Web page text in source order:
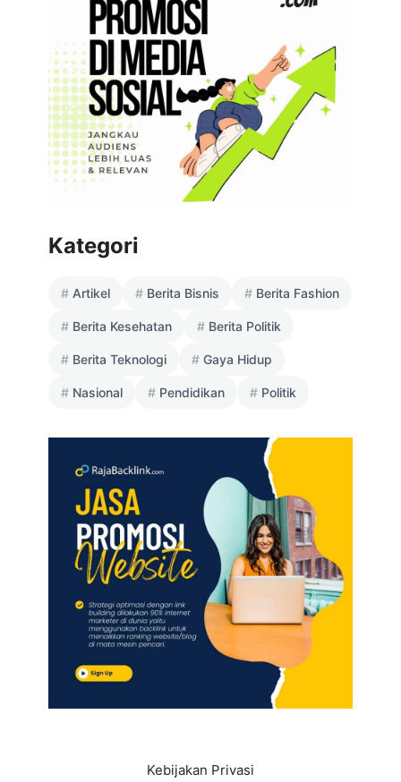
Kategori
Artikel Berita Bisnis Berita Fashion
Berita Kesehatan Berita Politik
Berita Teknologi Gaya Hidup
Nasional Pendidikan Politik
Kebijakan Privasi